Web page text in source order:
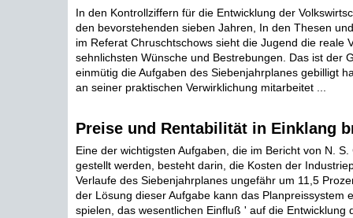
In den Kontrollziffern für die Entwicklung der
den bevorstehenden sieben Jahren, In den Thesen
im Referat Chruschtschows sieht die Jugend die reale
sehnlichsten Wünsche und Bestrebungen. Das ist der
einmütig die Aufgaben des Siebenjahrplanes gebilligt
an seiner praktischen Verwirklichung mitarbeitet ...
Preise und Rentabilität in Einklang
Eine der wichtigsten Aufgaben, die im Bericht von N. S.
gestellt werden, besteht darin, die Kosten der
Verlaufe des Siebenjahrplanes ungefähr um 11,5
der Lösung dieser Aufgabe kann das Planpreissystem
spielen, das wesentlichen Einfluß ' auf die Entwicklung